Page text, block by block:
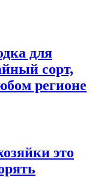
для
сорт,
регионе
это